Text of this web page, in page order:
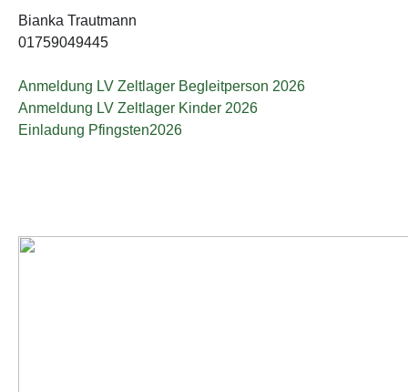
Bianka Trautmann
01759049445
Anmeldung LV Zeltlager Begleitperson 2026
Anmeldung LV Zeltlager Kinder 2026
Einladung Pfingsten2026